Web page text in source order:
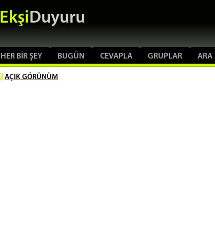
EkşiDuyuru
HER BIR ŞEY BUGÜN CEVAPLA GRUPLAR ARA
AÇIK GÖRÜNÜM